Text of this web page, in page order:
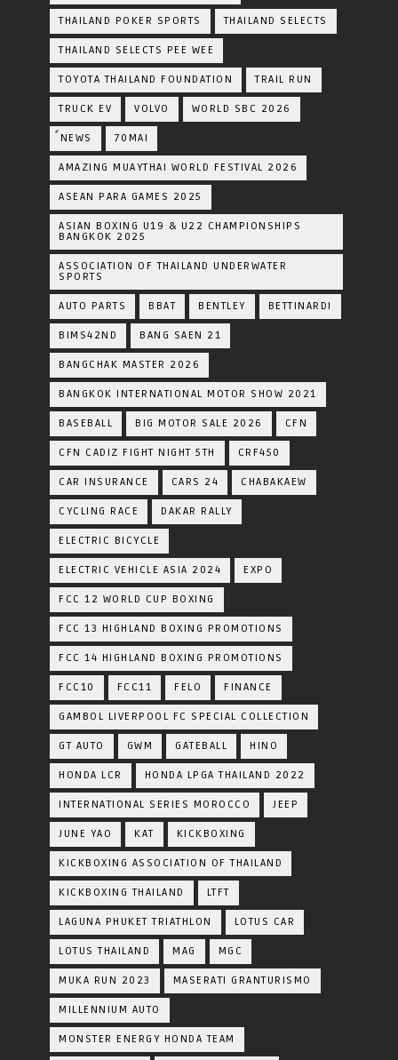
THAILAND POKER SPORTS THAILAND SELECTS
THAILAND SELECTS PEE WEE
TOYOTA​ THAILAND​ FOUNDATION TRAIL RUN
TRUCK EV VOLVO WORLD SBC 2026
์NEWS 70MAI
AMAZING MUAYTHAI WORLD FESTIVAL 2026
ASEAN PARA GAMES 2025
ASIAN BOXING U19 & U22 CHAMPIONSHIPS
BANGKOK 2025
ASSOCIATION OF THAILAND UNDERWATER
SPORTS
AUTO PARTS BBAT BENTLEY BETTINARDI
BIMS42ND BANG SAEN 21
BANGCHAK MASTER 2026
BANGKOK INTERNATIONAL MOTOR SHOW 2021
BASEBALL BIG MOTOR SALE 2026 CFN
CFN CADIZ FIGHT NIGHT 5TH CRF450
CAR INSURANCE CARS 24 CHABAKAEW
CYCLING RACE DAKAR RALLY
ELECTRIC BICYCLE
ELECTRIC VEHICLE ASIA 2024 EXPO
FCC 12 WORLD CUP BOXING
FCC 13 HIGHLAND BOXING PROMOTIONS
FCC 14 HIGHLAND BOXING PROMOTIONS
FCC10 FCC11 FELO FINANCE
GAMBOL LIVERPOOL FC SPECIAL COLLECTION
GT AUTO GWM GATEBALL HINO
HONDA LCR HONDA LPGA THAILAND 2022
INTERNATIONAL SERIES MOROCCO JEEP
JUNE YAO KAT KICKBOXING
KICKBOXING ASSOCIATION OF THAILAND
KICKBOXING THAILAND LTFT
LAGUNA PHUKET TRIATHLON LOTUS CAR
LOTUS THAILAND MAG MGC
MUKA RUN 2023 MASERATI GRANTURISMO
MILLENNIUM AUTO
MONSTER ENERGY HONDA TEAM